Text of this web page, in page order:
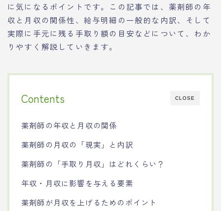
に気になるポイントです。この記事では、薬剤師の年
収と月収の関係性、給与明細の一般的な内訳、そして
実際に手元に残る手取り額の目安などについて、わか
りやすく解説していきます。
CLOSE
Contents
薬剤師の年収と月収の関係
薬剤師の月収の「現実」と内訳
薬剤師の「手取り月収」はどれくらい？
年収・月収に影響を与える要素
薬剤師が月収を上げるためのポイント